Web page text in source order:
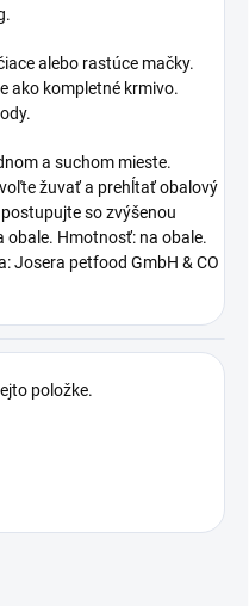
alebo rastúce mačky.
ako kompletné krmivo.
a suchom mieste.
žuvať a prehĺtať obalový
so zvýšenou
Hmotnosť: na obale.
Josera petfood GmbH & CO
položke.